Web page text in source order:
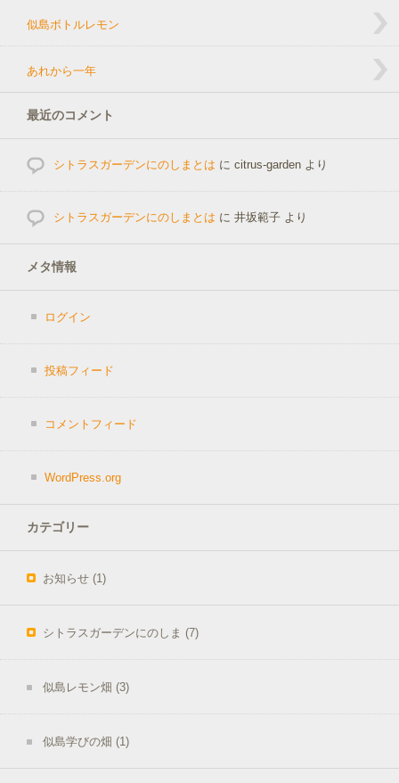
似島ボトルレモン
あれから一年
最近のコメント
シトラスガーデンにのしまとは に citrus-garden より
シトラスガーデンにのしまとは に 井坂範子 より
メタ情報
ログイン
投稿フィード
コメントフィード
WordPress.org
カテゴリー
お知らせ (1)
シトラスガーデンにのしま (7)
似島レモン畑 (3)
似島学びの畑 (1)